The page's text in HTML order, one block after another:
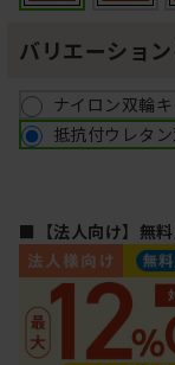
バリエーショ
ナイロン双輪
抵抗付ウレタ
■【法人向け】無